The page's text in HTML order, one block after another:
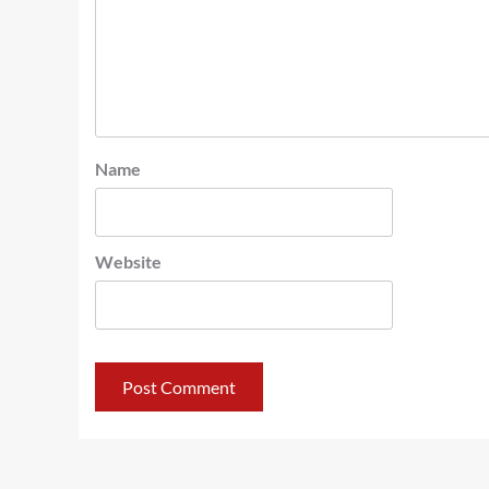
Name
Website